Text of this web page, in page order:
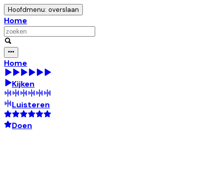
Hoofdmenu: overslaan
Home
Home
Kijken
Luisteren
Doen